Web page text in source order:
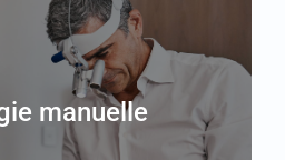
manuelle